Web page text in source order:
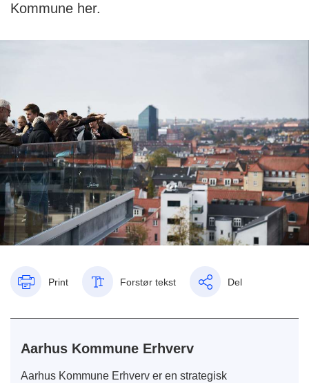
Kommune her.
Print Forstør tekst Del
Aarhus Kommune Erhverv
Aarhus Kommune Erhverv er en strategisk